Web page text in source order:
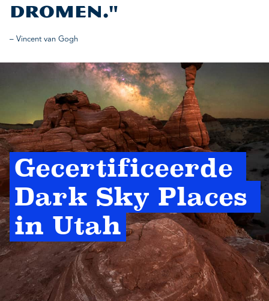
dromen."
– Vincent van Gogh
Gecertificeerde
Dark Sky Places
in Utah